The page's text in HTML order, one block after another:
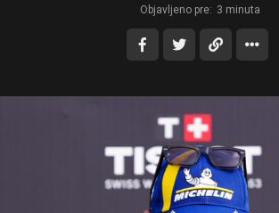
Objavljeno pre: 3 minuta